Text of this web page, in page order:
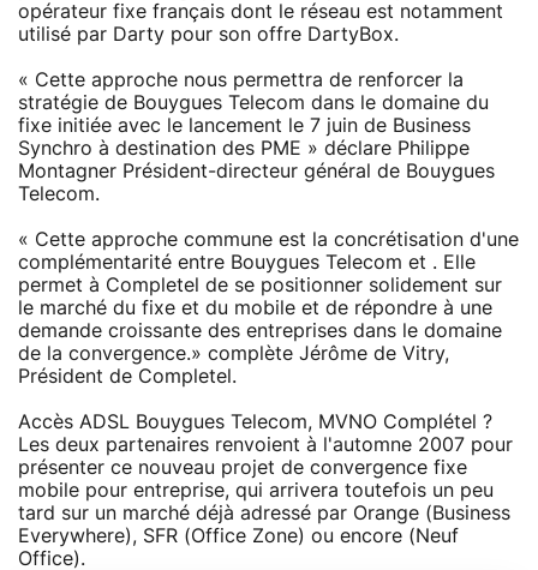
opérateur fixe français dont le réseau est notamment
utilisé par Darty pour son offre DartyBox.
« Cette approche nous permettra de renforcer la
stratégie de Bouygues Telecom dans le domaine du
fixe initiée avec le lancement le 7 juin de Business
Synchro à destination des PME » déclare Philippe
Montagner Président-directeur général de Bouygues
Telecom.
« Cette approche commune est la concrétisation d'une
complémentarité entre Bouygues Telecom et . Elle
permet à Completel de se positionner solidement sur
le marché du fixe et du mobile et de répondre à une
demande croissante des entreprises dans le domaine
de la convergence.» complète Jérôme de Vitry,
Président de Completel.
Accès ADSL Bouygues Telecom, MVNO Complétel ?
Les deux partenaires renvoient à l'automne 2007 pour
présenter ce nouveau projet de convergence fixe
mobile pour entreprise, qui arrivera toutefois un peu
tard sur un marché déjà adressé par Orange (Business
Everywhere), SFR (Office Zone) ou encore (Neuf
Office).